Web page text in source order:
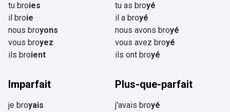
tu broies
il broie
nous broyons
vous broyez
ils broient
tu as broyé
il a broyé
nous avons broyé
vous avez broyé
ils ont broyé
Imparfait
je broyais
Plus-que-parfait
j'avais broyé